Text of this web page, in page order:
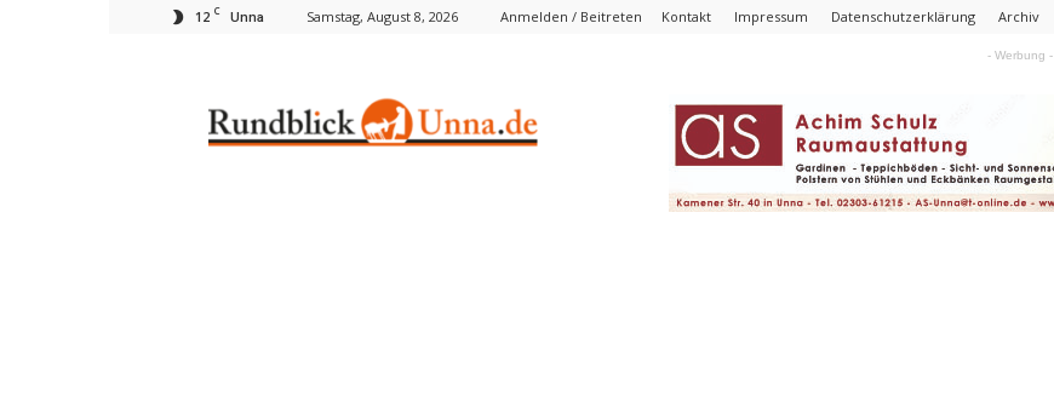
12 C Unna Samstag, August 8, 2026 Anmelden / Beitreten Kontakt Impressum Datenschutzerklärung Archiv
- Werbung -